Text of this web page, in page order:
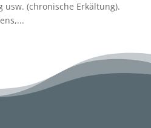
usw. (chronische Erkältung).